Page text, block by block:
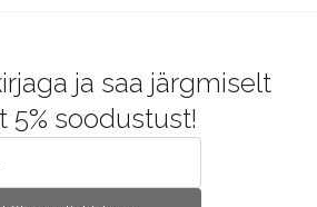
Liitu uudiskirjaga